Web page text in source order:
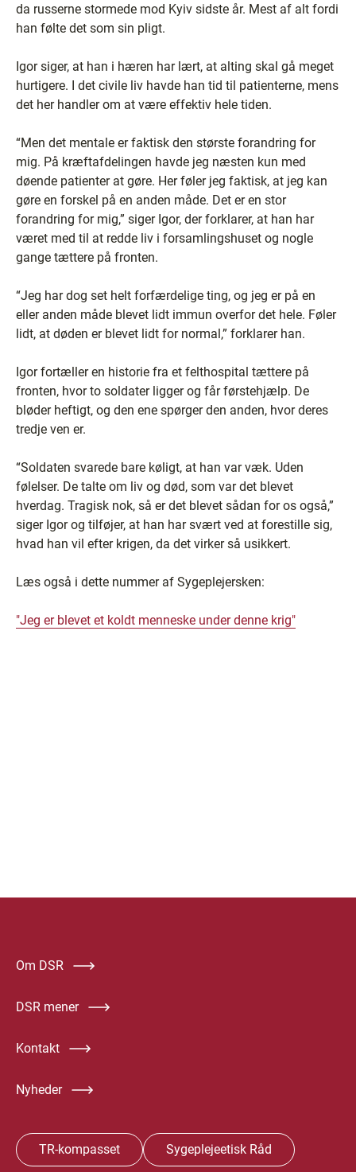
da russerne stormede mod Kyiv sidste år. Mest af alt fordi
han følte det som sin pligt.
Igor siger, at han i hæren har lært, at alting skal gå meget
hurtigere. I det civile liv havde han tid til patienterne, mens
det her handler om at være effektiv hele tiden.
“Men det mentale er faktisk den største forandring for
mig. På kræftafdelingen havde jeg næsten kun med
døende patienter at gøre. Her føler jeg faktisk, at jeg kan
gøre en forskel på en anden måde. Det er en stor
forandring for mig,” siger Igor, der forklarer, at han har
været med til at redde liv i forsamlingshuset og nogle
gange tættere på fronten.
“Jeg har dog set helt forfærdelige ting, og jeg er på en
eller anden måde blevet lidt immun overfor det hele. Føler
lidt, at døden er blevet lidt for normal,” forklarer han.
Igor fortæller en historie fra et felthospital tættere på
fronten, hvor to soldater ligger og får førstehjælp. De
bløder heftigt, og den ene spørger den anden, hvor deres
tredje ven er.
“Soldaten svarede bare køligt, at han var væk. Uden
følelser. De talte om liv og død, som var det blevet
hverdag. Tragisk nok, så er det blevet sådan for os også,”
siger Igor og tilføjer, at han har svært ved at forestille sig,
hvad han vil efter krigen, da det virker så usikkert.
Læs også i dette nummer af Sygeplejersken:
"Jeg er blevet et koldt menneske under denne krig"
Om DSR
DSR mener
Kontakt
Nyheder
TR-kompasset Sygeplejeetisk Råd